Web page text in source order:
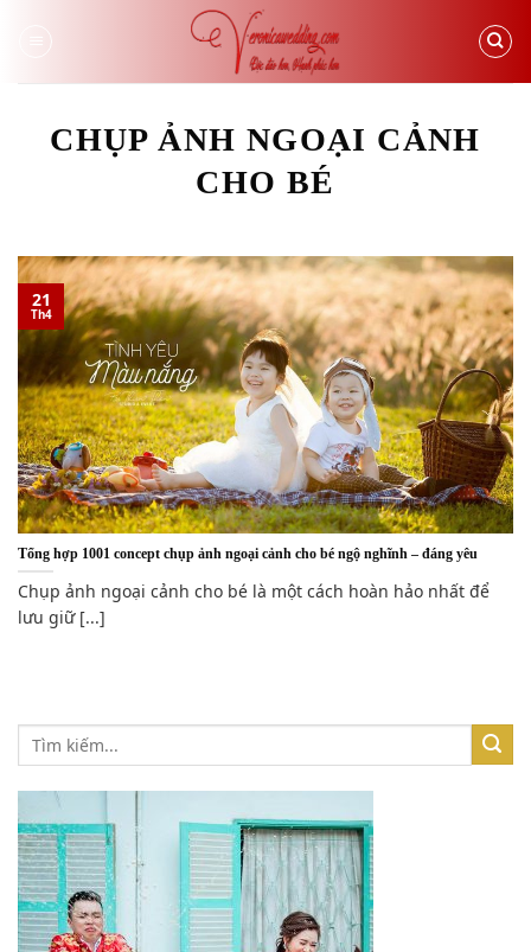
CHỤP ẢNH NGOẠI CẢNH
CHO BÉ
Tổng hợp 1001 concept chụp ảnh ngoại cảnh cho bé ngộ nghĩnh – đáng yêu
Chụp ảnh ngoại cảnh cho bé là một cách hoàn hảo nhất để
lưu giữ [...]
21
Th4